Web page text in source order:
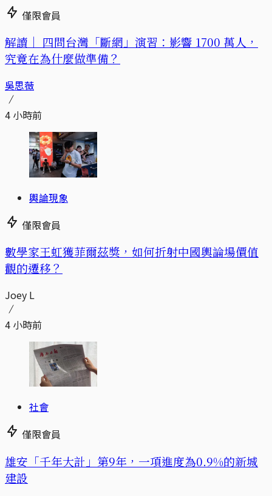
僅限會員
解讀｜ 四問台灣「斷網」演習：影響 1700 萬人，
究竟在為什麼做準備？
吳思薇
4 小時前
輿論現象
僅限會員
數學家王虹獲菲爾茲獎，如何折射中國輿論場價值
觀的遷移？
Joey L
4 小時前
社會
僅限會員
​​雄安「千年大計」第9年，一項進度為0.9%的新城
建設